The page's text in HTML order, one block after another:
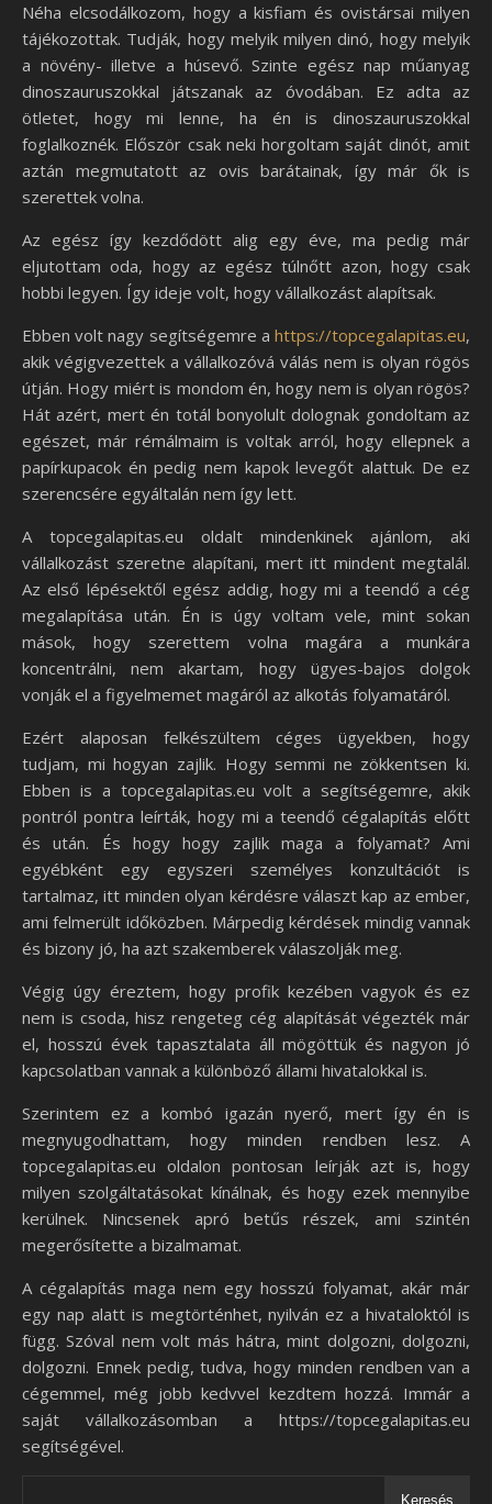
Néha elcsodálkozom, hogy a kisfiam és ovistársai milyen
tájékozottak. Tudják, hogy melyik milyen dinó, hogy melyik
a növény- illetve a húsevő. Szinte egész nap műanyag
dinoszauruszokkal játszanak az óvodában. Ez adta az
ötletet, hogy mi lenne, ha én is dinoszauruszokkal
foglalkoznék. Először csak neki horgoltam saját dinót, amit
aztán megmutatott az ovis barátainak, így már ők is
szerettek volna.
Az egész így kezdődött alig egy éve, ma pedig már
eljutottam oda, hogy az egész túlnőtt azon, hogy csak
hobbi legyen. Így ideje volt, hogy vállalkozást alapítsak.
Ebben volt nagy segítségemre a https://topcegalapitas.eu,
akik végigvezettek a vállalkozóvá válás nem is olyan rögös
útján. Hogy miért is mondom én, hogy nem is olyan rögös?
Hát azért, mert én totál bonyolult dolognak gondoltam az
egészet, már rémálmaim is voltak arról, hogy ellepnek a
papírkupacok én pedig nem kapok levegőt alattuk. De ez
szerencsére egyáltalán nem így lett.
A topcegalapitas.eu oldalt mindenkinek ajánlom, aki
vállalkozást szeretne alapítani, mert itt mindent megtalál.
Az első lépésektől egész addig, hogy mi a teendő a cég
megalapítása után. Én is úgy voltam vele, mint sokan
mások, hogy szerettem volna magára a munkára
koncentrálni, nem akartam, hogy ügyes-bajos dolgok
vonják el a figyelmemet magáról az alkotás folyamatáról.
Ezért alaposan felkészültem céges ügyekben, hogy
tudjam, mi hogyan zajlik. Hogy semmi ne zökkentsen ki.
Ebben is a topcegalapitas.eu volt a segítségemre, akik
pontról pontra leírták, hogy mi a teendő cégalapítás előtt
és után. És hogy hogy zajlik maga a folyamat? Ami
egyébként egy egyszeri személyes konzultációt is
tartalmaz, itt minden olyan kérdésre választ kap az ember,
ami felmerült időközben. Márpedig kérdések mindig vannak
és bizony jó, ha azt szakemberek válaszolják meg.
Végig úgy éreztem, hogy profik kezében vagyok és ez
nem is csoda, hisz rengeteg cég alapítását végezték már
el, hosszú évek tapasztalata áll mögöttük és nagyon jó
kapcsolatban vannak a különböző állami hivatalokkal is.
Szerintem ez a kombó igazán nyerő, mert így én is
megnyugodhattam, hogy minden rendben lesz. A
topcegalapitas.eu oldalon pontosan leírják azt is, hogy
milyen szolgáltatásokat kínálnak, és hogy ezek mennyibe
kerülnek. Nincsenek apró betűs részek, ami szintén
megerősítette a bizalmamat.
A cégalapítás maga nem egy hosszú folyamat, akár már
egy nap alatt is megtörténhet, nyilván ez a hivataloktól is
függ. Szóval nem volt más hátra, mint dolgozni, dolgozni,
dolgozni. Ennek pedig, tudva, hogy minden rendben van a
cégemmel, még jobb kedvvel kezdtem hozzá. Immár a
saját vállalkozásomban a https://topcegalapitas.eu
segítségével.
Keresés